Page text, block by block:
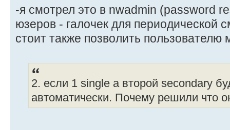
-я смотрел это в nwadmin (password
юзеров - галочек для периодической
стоит также позволить пользователю
2. если 1 single а второй secondary
автоматически. Почему решили что